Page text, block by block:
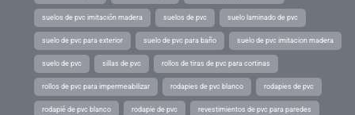
suelos de pvc imitación madera suelos de pvc suelo laminado de pvc
suelo de pvc para exterior suelo de pvc para baño suelo de pvc imitacion madera
suelo de pvc sillas de pvc rollos de tiras de pvc para cortinas
rollos de pvc para impermeabilizar rodapies de pvc blanco rodapies de pvc
rodapié de pvc blanco rodapie de pvc revestimientos de pvc para paredes